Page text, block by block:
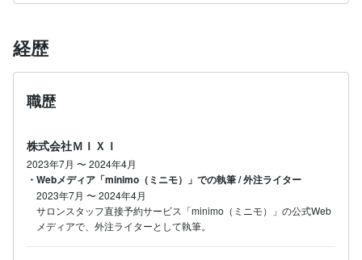
経歴
職歴
株式会社ＭＩＸＩ
2023年7月 〜2024年4月
・Webメディア「minimo（ミニモ）」での執筆 / 外注ライター
2023年7月 〜2024年4月
サロンスタッフ直接予約サービス「minimo（ミニモ）」の公式Web
メディアで、外注ライターとして執筆。